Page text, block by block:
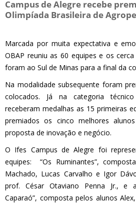
Campus de Alegre recebe
Olimpíada Brasileira de
Marcada por muita expectativa e
OBAP reuniu as 60 equipes e os
foram ao Sul de Minas para a final da
Na modalidade subsequente foram
colocados. Já na categoria técnico
receberam medalhas as 15 primeiras
premiados os cinco melhores
proposta de inovação e negócio.
O Ifes Campus de Alegre foi
equipes: “Os Ruminantes”,
Machado, Lucas Carvalho e Igor
prof. César Otaviano Penna Jr., e
Caparaó”, composta pelos alunos